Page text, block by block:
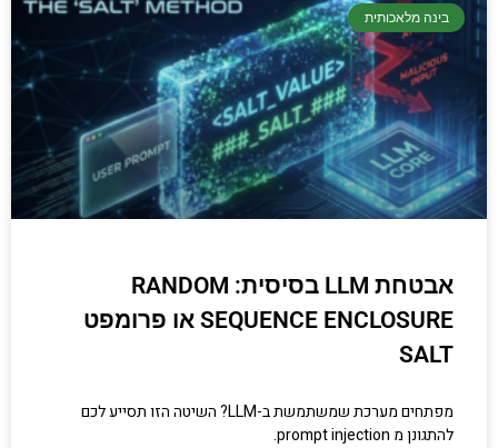
בינה מלאכותית
אבטחת LLM בסיסית: RANDOM
SEQUENCE ENCLOSURE או פרומפט
SALT
מפתחים מערכת שמשתמשת ב-LLM? השיטה הזו תסייע לכם
להתגונן מ prompt injection.